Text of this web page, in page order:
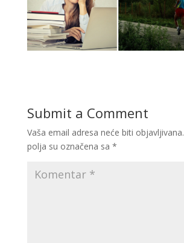
Submit a Comment
Vaša email adresa neće biti objavljivana.
polja su označena sa *